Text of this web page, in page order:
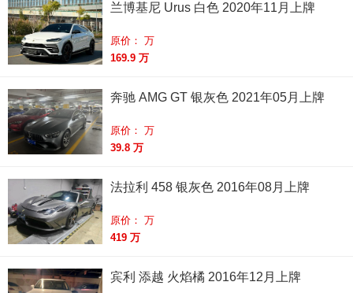
兰博基尼 Urus 白色 2020年11月上牌
原价： 万
169.9 万
奔驰 AMG GT 银灰色 2021年05月上牌
原价： 万
39.8 万
法拉利 458 银灰色 2016年08月上牌
原价： 万
419 万
宾利 添越 火焰橘 2016年12月上牌